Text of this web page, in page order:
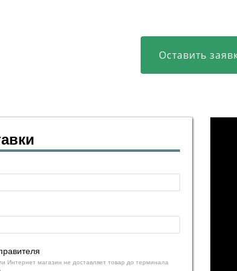
Оставить
Интернет магазин не доставляет товар до терминала